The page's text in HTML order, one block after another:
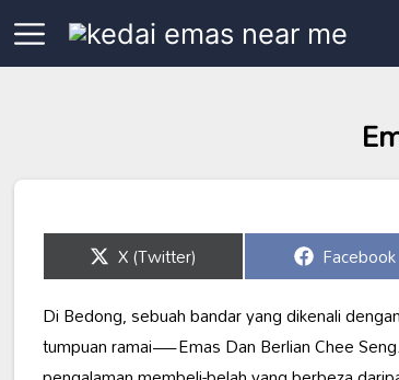
Share
on
X (Twitter) Share
on
Facebook
Di Bedong, sebuah bandar yang dikenali
tumpuan ramai—Emas Dan Berlian Chee